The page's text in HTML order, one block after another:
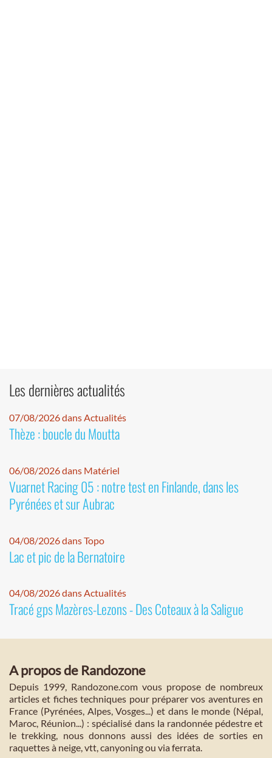
Les dernières actualités
07/08/2026 dans Actualités
Thèze : boucle du Moutta
06/08/2026 dans Matériel
Vuarnet Racing 05 : notre test en Finlande, dans les
Pyrénées et sur Aubrac
04/08/2026 dans Topo
Lac et pic de la Bernatoire
04/08/2026 dans Actualités
Tracé gps Mazères-Lezons - Des Coteaux à la Saligue
A propos de Randozone
Depuis 1999, Randozone.com vous propose de nombreux
articles et fiches techniques pour préparer vos aventures en
France (Pyrénées, Alpes, Vosges...) et dans le monde (Népal,
Maroc, Réunion...) : spécialisé dans la randonnée pédestre et
le trekking, nous donnons aussi des idées de sorties en
raquettes à neige, vtt, canyoning ou via ferrata.